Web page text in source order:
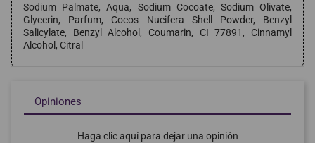
Sodium Palmate, Aqua, Sodium Cocoate, Sodium Olivate,
Glycerin, Parfum, Cocos Nucifera Shell Powder, Benzyl
Salicylate, Benzyl Alcohol, Coumarin, CI 77891, Cinnamyl
Alcohol, Citral
Opiniones
Haga clic aquí para dejar una opinión